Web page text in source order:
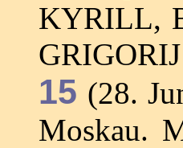
KYRILL,
15 (28.
Moskau.